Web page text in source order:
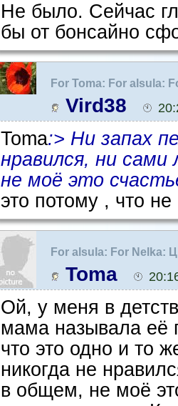
Не было. Сейчас
бы от бонсайно
For Toma: For alsula:
Vird38
Toma:> Ни запах
нравился, ни
не моё это
это потому , что
For alsula: For Nelka:
Toma
Ой, у меня в
мама называла её
что это одно и то
никогда не
в общем, не моё